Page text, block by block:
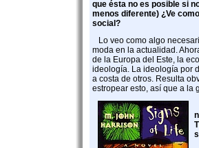
que ésta no es posible si
menos diferente) ¿Ve
social?
Lo veo como algo
moda en la actualidad.
de la Europa del Este, la
ideología. La ideología por
a costa de otros. Resulta
estropear esto, así que a la